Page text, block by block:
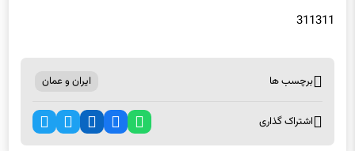
311311
برچسب ها ایران و عمان
اشتراک گذاری